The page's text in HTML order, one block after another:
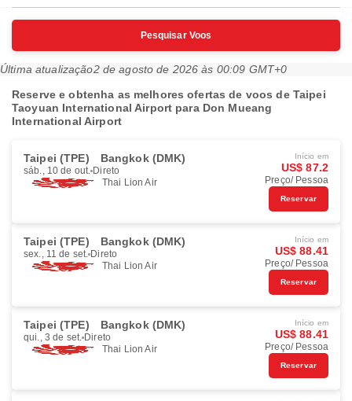
Pesquisar Voos
Última atualização2 de agosto de 2026 às 00:09 GMT+0
Reserve e obtenha as melhores ofertas de voos de Taipei
Taoyuan International Airport para Don Mueang
International Airport
Taipei (TPE) Bangkok (DMK)
sáb., 10 de out. Direto
Thai Lion Air
Início em
US$ 87.2
Preço/ Pessoa
Reservar
Taipei (TPE) Bangkok (DMK)
sex., 11 de set. Direto
Thai Lion Air
Início em
US$ 88.41
Preço/ Pessoa
Reservar
Taipei (TPE) Bangkok (DMK)
qui., 3 de set. Direto
Thai Lion Air
Início em
US$ 88.41
Preço/ Pessoa
Reservar